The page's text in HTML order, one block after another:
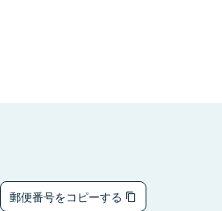
郵便番号をコピーする